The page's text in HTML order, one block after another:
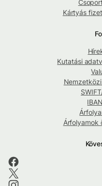
Kártyás
Kutatási
Árfolyamok